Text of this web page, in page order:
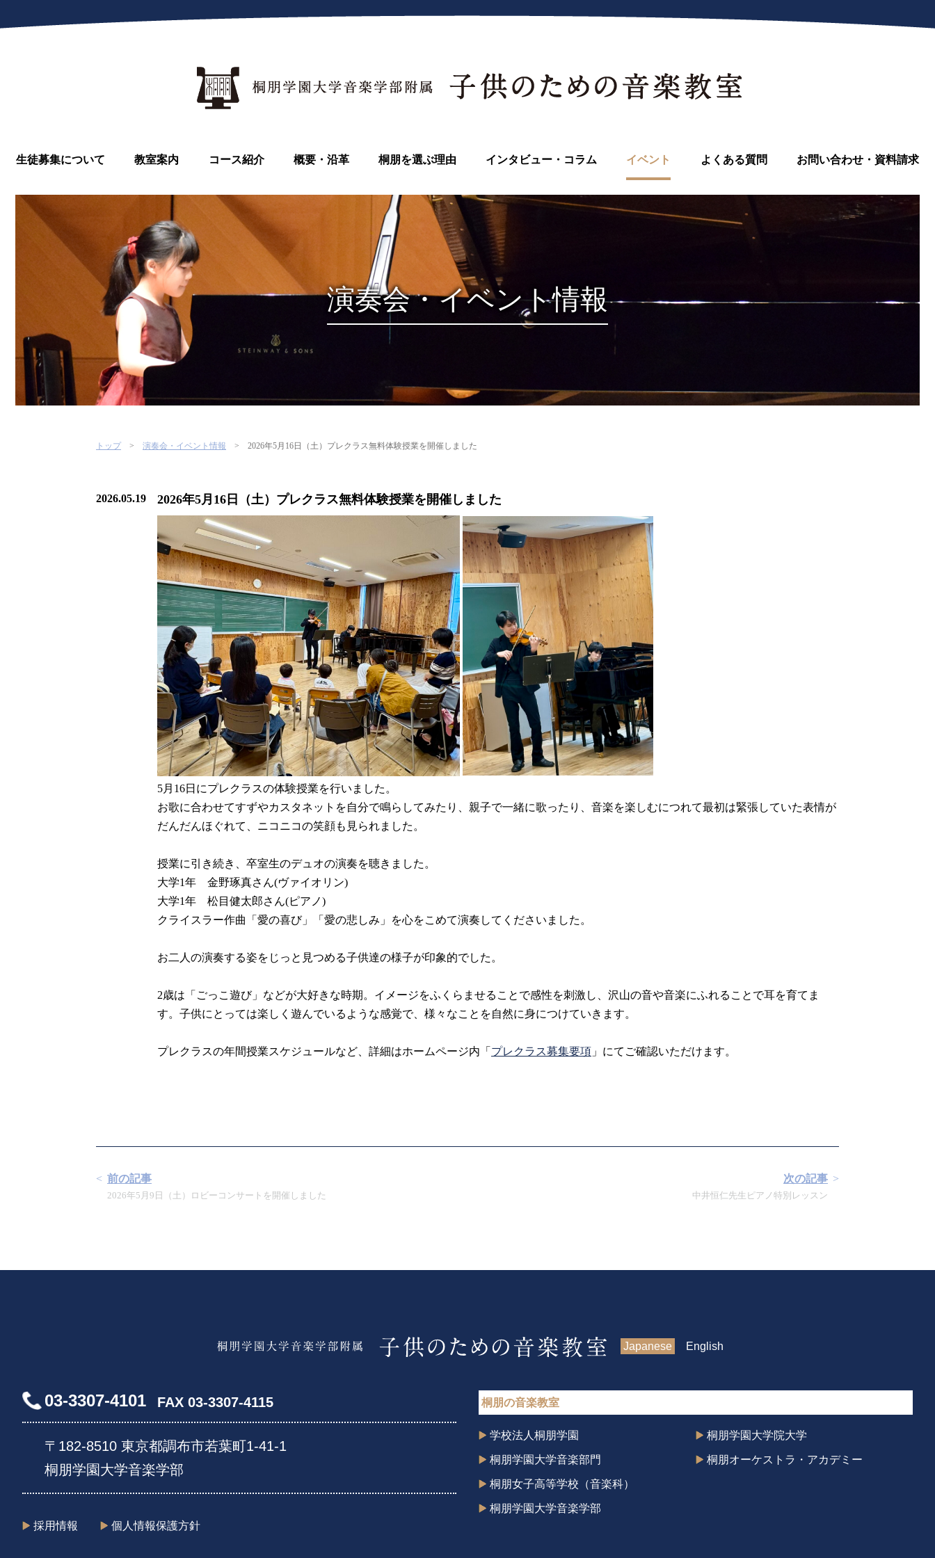
生徒募集について 教室案内 コース紹介 概要・沿革 桐朋を選ぶ理由 インタビュー・コラム イベント よくある質問 お問い合わせ・資料請求
演奏会・イベント情報
トップ 演奏会・イベント情報 2026年5月16日（土）プレクラス無料体験授業を開催しました
2026.05.19 2026年5月16日（土）プレクラス無料体験授業を開催しました
5月16日にプレクラスの体験授業を行いました。
お歌に合わせてすずやカスタネットを自分で鳴らしてみたり、親子で一緒に歌ったり、音楽を楽しむにつれて最初は緊張していた表情が
だんだんほぐれて、ニコニコの笑顔も見られました。
授業に引き続き、卒室生のデュオの演奏を聴きました。
大学1年 金野琢真さん(ヴァイオリン)
大学1年 松目健太郎さん(ピアノ)
クライスラー作曲「愛の喜び」「愛の悲しみ」を心をこめて演奏してくださいました。
お二人の演奏する姿をじっと見つめる子供達の様子が印象的でした。
2歳は「ごっこ遊び」などが大好きな時期。イメージをふくらませることで感性を刺激し、沢山の音や音楽にふれることで耳を育てま
す。子供にとっては楽しく遊んでいるような感覚で、様々なことを自然に身につけていきます。
プレクラスの年間授業スケジュールなど、詳細はホームページ内「 プレクラス募集要項 」にてご確認いただけます。
前の記事
2026年5月9日（土）ロビーコンサートを開催しました
次の記事
中井恒仁先生ピアノ特別レッスン
Japanese English
03-3307-4101 FAX 03-3307-4115
〒182-8510 東京都調布市若葉町1-41-1
桐朋学園大学音楽学部
採用情報 個人情報保護方針
桐朋の音楽教室
学校法人桐朋学園
桐朋学園大学音楽部門
桐朋女子高等学校（音楽科）
桐朋学園大学音楽学部
桐朋学園大学院大学
桐朋オーケストラ・アカデミー